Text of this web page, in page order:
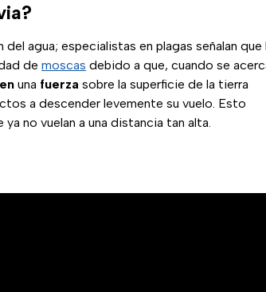
agua; especialistas en plagas señalan que
de moscas debido a que, cuando se
una fuerza sobre la superficie de la tierra
a descender levemente su vuelo. Esto
no vuelan a una distancia tan alta.